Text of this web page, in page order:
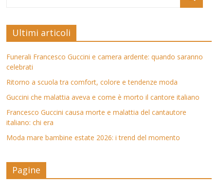
Ultimi articoli
Funerali Francesco Guccini e camera ardente: quando saranno
celebrati
Ritorno a scuola tra comfort, colore e tendenze moda
Guccini che malattia aveva e come è morto il cantore italiano
Francesco Guccini causa morte e malattia del cantautore
italiano: chi era
Moda mare bambine estate 2026: i trend del momento
Pagine